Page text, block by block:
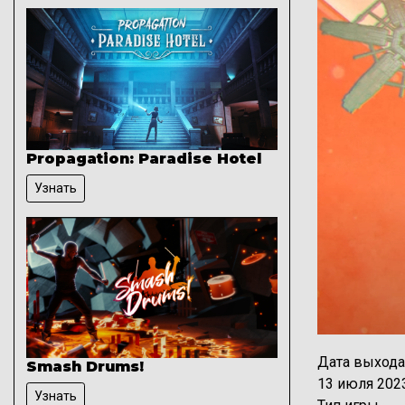
Дата выхода
13 июля
Propagation: Paradise Hotel
Узнать
Smash Drums!
Узнать